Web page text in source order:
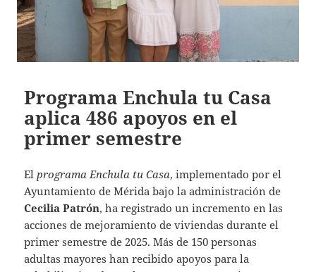
Programa Enchula tu Casa
aplica 486 apoyos en el
primer semestre
El programa Enchula tu Casa, implementado por el
Ayuntamiento de Mérida bajo la administración de
Cecilia Patrón, ha registrado un incremento en las
acciones de mejoramiento de viviendas durante el
primer semestre de 2025. Más de 150 personas
adultas mayores han recibido apoyos para la